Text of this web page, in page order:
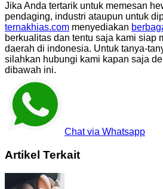
Jika Anda tertarik untuk memesan
pendaging, industri ataupun untuk
ternakhias.com menyediakan
berkualitas dan tentu saja kami siap
daerah di indonesia. Untuk tanya-
silahkan hubungi kami kapan saja
dibawah ini.
Chat via Whatsapp
Artikel Terkait